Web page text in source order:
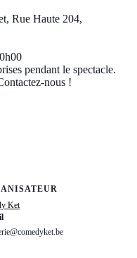
Rue Haute 204,
pendant le spectacle.
nous !
Ket